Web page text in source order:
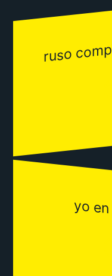
ruso
yo en